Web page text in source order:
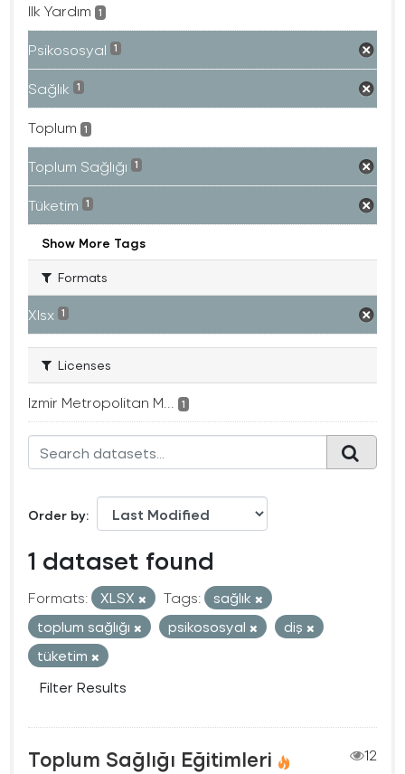
Ilk Yardım 1
Psikososyal 1
Sağlık 1
Toplum 1
Toplum Sağlığı 1
Tüketim 1
Show More Tags
Formats
Xlsx 1
Licenses
Izmir Metropolitan M... 1
Order by
1 dataset found
Formats: XLSX Tags:
sağlık
toplum sağlığı
psikososyal
diş
tüketim
Filter Results
Toplum Sağlığı Eğitimleri
12